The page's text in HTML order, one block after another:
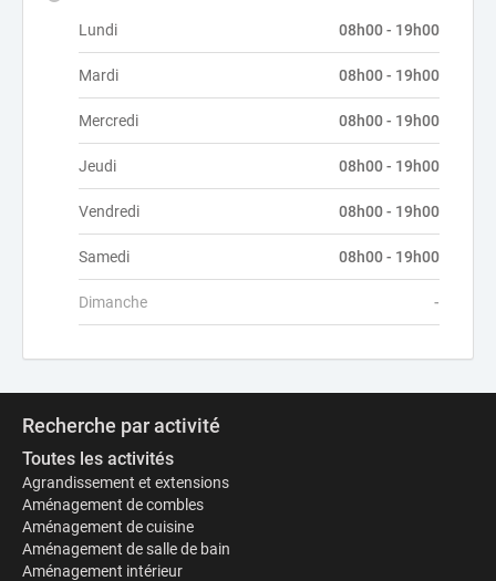
Lundi 08h00 - 19h00
Mardi 08h00 - 19h00
Mercredi 08h00 - 19h00
Jeudi 08h00 - 19h00
Vendredi 08h00 - 19h00
Samedi 08h00 - 19h00
Dimanche -
Recherche par activité
Toutes les activités
Agrandissement et extensions
Aménagement de combles
Aménagement de cuisine
Aménagement de salle de bain
Aménagement intérieur